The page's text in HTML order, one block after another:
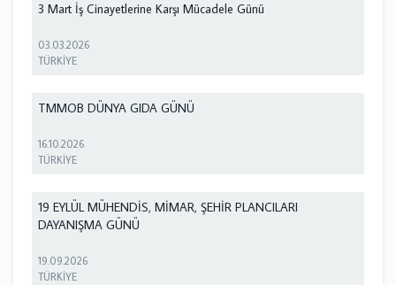
3 Mart İş Cinayetlerine Karşı Mücadele Günü
03.03.2026
TÜRKİYE
TMMOB DÜNYA GIDA GÜNÜ
16.10.2026
TÜRKİYE
19 EYLÜL MÜHENDİS, MİMAR, ŞEHİR PLANCILARI
DAYANIŞMA GÜNÜ
19.09.2026
TÜRKİYE